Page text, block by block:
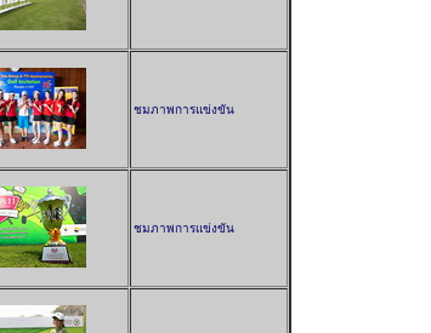
ชมภาพการแข่งขัน
ชมภาพการแข่งขัน